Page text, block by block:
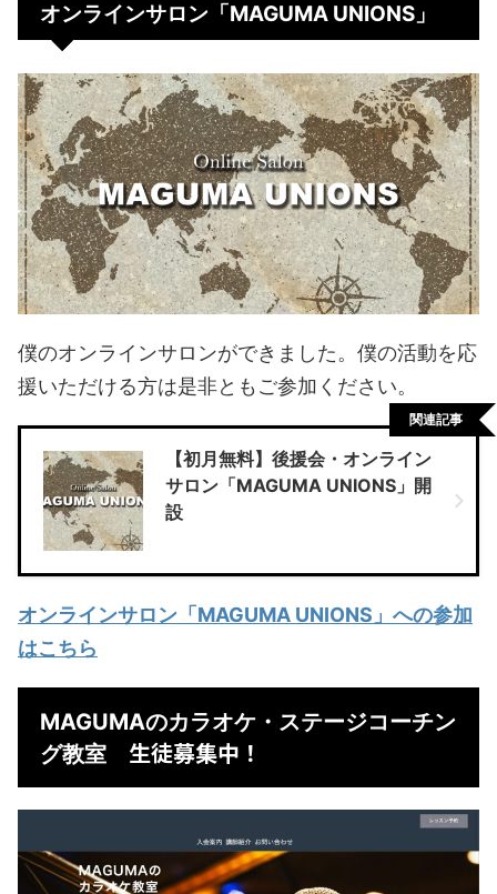
オンラインサロン「MAGUMA UNIONS」
僕のオンラインサロンができました。僕の活動を応
援いただける方は是非ともご参加ください。
【初月無料】後援会・オンライン
サロン「MAGUMA UNIONS」開
設
関連記事
オンラインサロン「MAGUMA UNIONS」への参加
はこちら
MAGUMAのカラオケ・ステージコーチン
グ教室
生徒募集中！